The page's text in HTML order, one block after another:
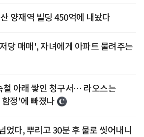
양재역 빌딩 450억에 내놨다
당 매매', 자녀에게 아파트 물려주는
철 아래 쌓인 청구서… 라오스는
정'에 빠졌나
었다, 뿌리고 30분 후 물로 씻어내니